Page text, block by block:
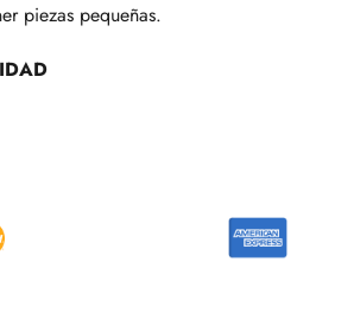
piezas pequeñas.